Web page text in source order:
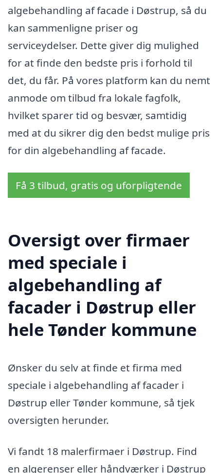
algebehandling af facade i Døstrup, så du
kan sammenligne priser og
serviceydelser. Dette giver dig mulighed
for at finde den bedste pris i forhold til
det, du får. På vores platform kan du nemt
anmode om tilbud fra lokale fagfolk,
hvilket sparer tid og besvær, samtidig
med at du sikrer dig den bedst mulige pris
for din algebehandling af facade.
Få 3 tilbud, gratis og uforpligtende
Oversigt over firmaer
med speciale i
algebehandling af
facader i Døstrup eller
hele Tønder kommune
Ønsker du selv at finde et firma med
speciale i algebehandling af facader i
Døstrup eller Tønder kommune, så tjek
oversigten herunder.
Vi fandt 18 malerfirmaer i Døstrup. Find
en algerenser eller håndværker i Døstrup